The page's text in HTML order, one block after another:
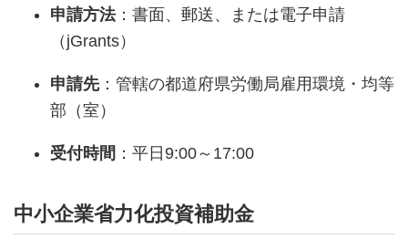
申請方法：書面、郵送、または電子申請
（jGrants）
申請先：管轄の都道府県労働局雇用環境・均等
部（室）
受付時間 ：平日9:00～17:00
中小企業省力化投資補助金